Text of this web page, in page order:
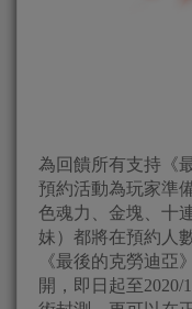
為回饋所有支持《
預約活動為玩家準
色魂力、金塊、十
妹）都將在預約人
《最後的克勞迪亞
開，即日起至